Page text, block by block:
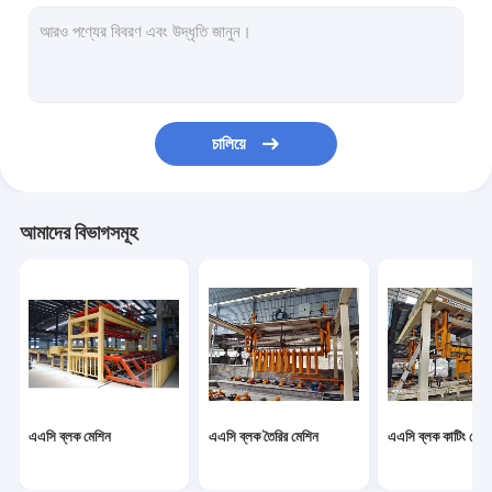
এএসি ব্লক প্লান্ট যন্ত্রপাতি
চালিয়ে
আমাদের বিভাগসমূহ
এএসি ব্লক মেশিন এএসি ব্লক তৈরির মেশিন এএসি ব্লক কাটিং